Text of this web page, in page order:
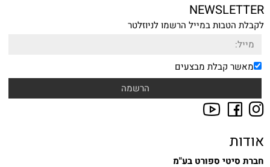
NEWSLETTER
לקבלת הטבות במייל הרשמו לניוזלטר
מאשר קבלת מבצעים
אודות
חברת סיטי ספורט בע"מ